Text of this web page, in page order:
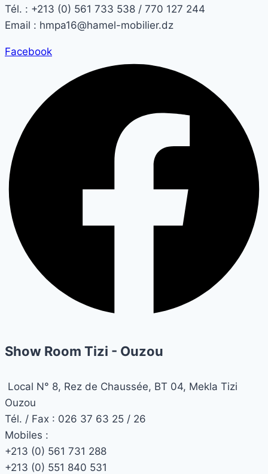
Tél. : +213 (0) 561 733 538 / 770 127 244
Email : hmpa16@hamel-mobilier.dz
Facebook
Show Room Tizi - Ouzou
Local N° 8, Rez de Chaussée, BT 04, Mekla Tizi
Ouzou
Tél. / Fax : 026 37 63 25 / 26
Mobiles :
+213 (0) 561 731 288
+213 (0) 551 840 531